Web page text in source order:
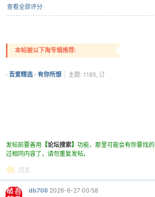
查看全部评分
本帖被以下淘专辑推荐:
· 吾爱精选 · 有你所想
主题: 1185, 订
发帖前要善用 【论坛搜索】 功能，那里可能会有你要找
过相同内容了，请勿重复发帖。
回复
db708 2026-6-27 00:58